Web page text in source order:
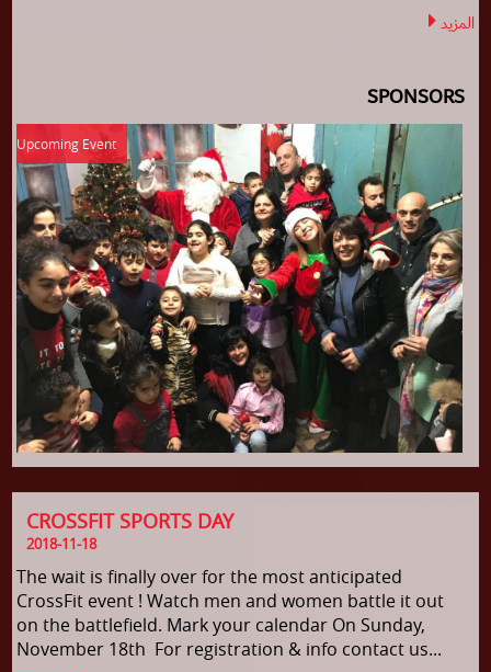
المزيد
SPONSORS
CROSSFIT SPORTS DAY
2018-11-18
The wait is finally over for the most anticipated
CrossFit event ! Watch men and women battle it out
on the battlefield. Mark your calendar On Sunday,
November 18th For registration & info contact us...